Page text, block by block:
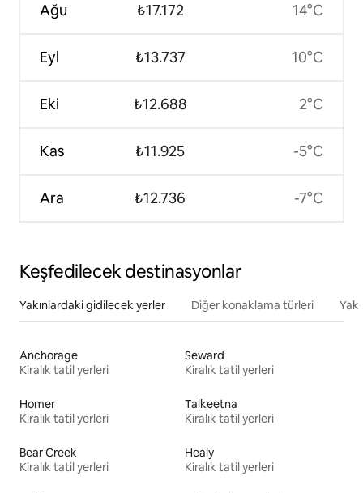
Ağu
Eyl
Eki
Kas
Ara
₺17.172
₺13.737
₺12.688
₺11.925
₺12.736
14°C
10°C
2°C
-5°C
-7°C
Keşfedilecek destinasyonlar
Yakınlardaki gidilecek yerler Diğer konaklama türleri
Anchorage
Kiralık tatil yerleri
Seward
Kiralık tatil yerleri
Homer
Kiralık tatil yerleri
Talkeetna
Kiralık tatil yerleri
Bear Creek
Kiralık tatil yerleri
Healy
Kiralık tatil yerleri